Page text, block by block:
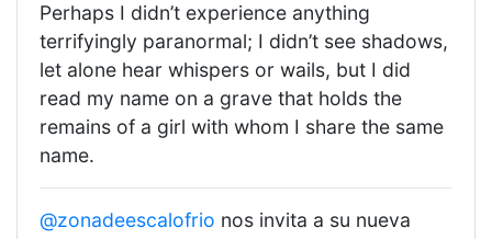
Perhaps I didn’t experience anything
terrifyingly paranormal; I didn’t see shadows,
let alone hear whispers or wails, but I did
read my name on a grave that holds the
remains of a girl with whom I share the same
name.
@zonadeescalofrio nos invita a su nueva